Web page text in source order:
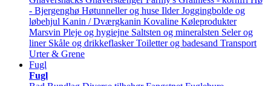
- Bjergenghø Høtunneller og huse Ilder Joggingbolde og
løbehjul Kanin / Dværgkanin Kovaline Køleprodukter
Marsvin Pleje og hygiejne Saltsten og mineralsten Seler og
liner Skåle og drikkeflasker Toiletter og badesand Transport
Urter & Grene
Fugl
Fugl